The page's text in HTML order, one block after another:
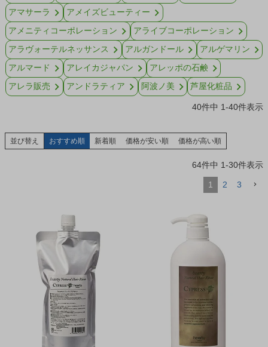
アマサーラ
アメイズビューティー
アメニティコーポレーション
アライブコーポレーション
アラヴォーテルネッサンス
アルガンドール
アルゲマリン
アルマード
アレイカジャパン
アレッポの石鹸
アレラ販売
アンドラティア 阿波ノ美 芦屋化粧品
40件中 1-40件表示
並び替え おすすめ順 新着順 価格が安い順 価格が高い順
64件中 1-30件表示
1 2 3